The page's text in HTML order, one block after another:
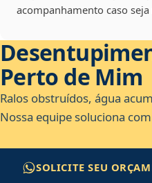
acompanhamento caso seja
Perto de Mim
Ralos obstruídos, água
Nossa equipe soluciona
SOLICITE SEU